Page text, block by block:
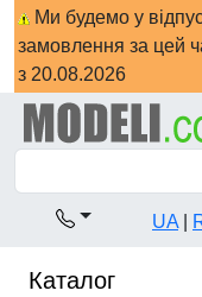
Ми будемо у
замовлення за цей
з 20.08.2026
UA
Каталог